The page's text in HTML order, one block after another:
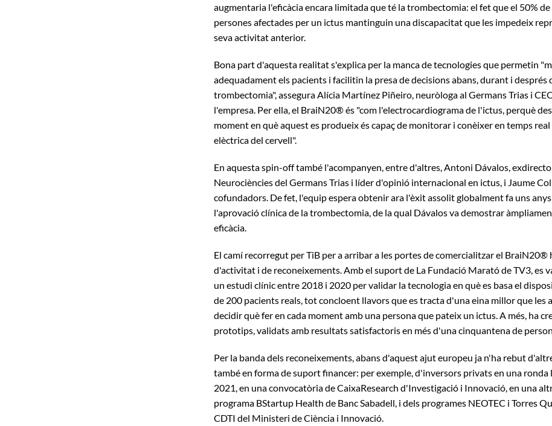
augmentaria l'eficàcia encara limitada que té la trombectomia: el fet que el 50% de
persones afectades per un ictus mantinguin una discapacitat que les impedeix
seva activitat anterior.
Bona part d'aquesta realitat s'explica per la manca de tecnologies que permetin
adequadament els pacients i facilitin la presa de decisions abans, durant i després
trombectomia", assegura Alícia Martínez Piñeiro, neuròloga al Germans Trias i
l'empresa. Per ella, el BraiN20® és "com l'electrocardiograma de l'ictus, perquè
moment en què aquest es produeix és capaç de monitorar i conèixer en temps
elèctrica del cervell".
En aquesta spin-off també l'acompanyen, entre d'altres, Antoni Dávalos,
Neurociències del Germans Trias i líder d'opinió internacional en ictus, i Jaume
cofundadors. De fet, l'equip espera obtenir ara l'èxit assolit globalment fa uns
l'aprovació clínica de la trombectomia, de la qual Dávalos va demostrar
eficàcia.
El camí recorregut per TiB per a arribar a les portes de comercialitzar el BraiN20®
d'activitat i de reconeixements. Amb el suport de La Fundació Marató de TV3, es
un estudi clínic entre 2018 i 2020 per validar la tecnologia en què es basa el
de 200 pacients reals, tot concloent llavors que es tracta d'una eina millor que les
decidir què fer en cada moment amb una persona que pateix un ictus. A més, ha
prototips, validats amb resultats satisfactoris en més d'una cinquantena de
Per la banda dels reconeixements, abans d'aquest ajut europeu ja n'ha rebut
també en forma de suport financer: per exemple, d'inversors privats en una ronda
2021, en una convocatòria de CaixaResearch d'Investigació i Innovació, en una
programa BStartup Health de Banc Sabadell, i dels programes NEOTEC i Torres
CDTI del Ministeri de Ciència i Innovació.